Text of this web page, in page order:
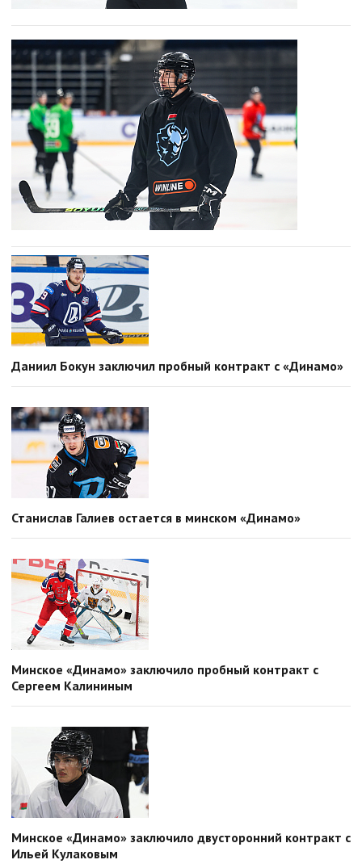
Даниил Бокун заключил пробный контракт с «Динамо»
Станислав Галиев остается в минском «Динамо»
Минское «Динамо» заключило пробный контракт с
Сергеем Калининым
Минское «Динамо» заключило двусторонний контракт с
Ильей Кулаковым